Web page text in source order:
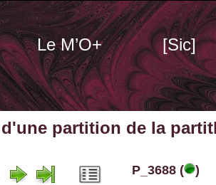
Le M’O+ [Sic]
partition de la
P_3688 ( )